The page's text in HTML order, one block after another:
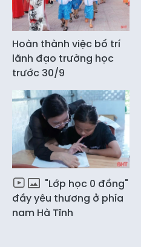
Hoàn thành việc bố trí
lãnh đạo trường học
trước 30/9
"Lớp học 0 đồng"
đầy yêu thương ở phía
nam Hà Tĩnh